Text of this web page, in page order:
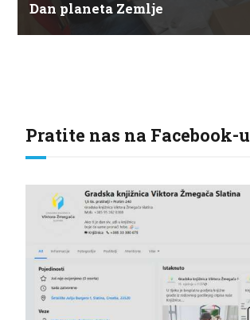
Dan planeta Zemlje
Pratite nas na Facebook-u